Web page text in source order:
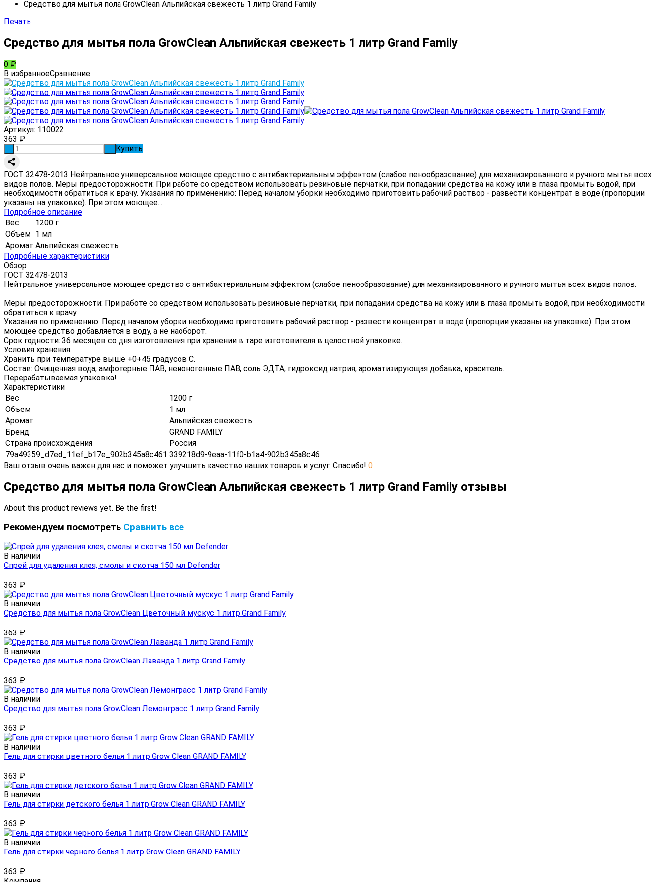
Средство для мытья пола GrowClean Альпийская свежесть 1 литр Grand Family
Печать
Средство для мытья пола GrowClean Альпийская свежесть 1 литр Grand Family
0 ₽
В избранноеСравнение
Артикул: 110022
363 ₽
Купить
ГОСТ 32478-2013 Нейтральное универсальное моющее средство с антибактериальным эффектом (слабое пенообразование) для механизированного и ручного мытья всех
видов полов. Меры предосторожности: При работе со средством использовать резиновые перчатки, при попадании средства на кожу или в глаза промыть водой, при
необходимости обратиться к врачу. Указания по применению: Перед началом уборки необходимо приготовить рабочий раствор - развести концентрат в воде (пропорции
указаны на упаковке). При этом моющее...
Подробное описание
Вес
1200 г
Объем 1 мл
Аромат Альпийская свежесть
Подробные характеристики
Обзор
ГОСТ 32478-2013
Нейтральное универсальное моющее средство с антибактериальным эффектом (слабое пенообразование) для механизированного и ручного мытья всех видов полов.
Меры предосторожности: При работе со средством использовать резиновые перчатки, при попадании средства на кожу или в глаза промыть водой, при необходимости
обратиться к врачу.
Указания по применению: Перед началом уборки необходимо приготовить рабочий раствор - развести концентрат в воде (пропорции указаны на упаковке). При этом
моющее средство добавляется в воду, а не наоборот.
Срок годности: 36 месяцев со дня изготовления при хранении в таре изготовителя в целостной упаковке.
Условия хранения:
Хранить при температуре выше +0+45 градусов С.
Состав: Очищенная вода, амфотерные ПАВ, неионогенные ПАВ, соль ЭДТА, гидроксид натрия, ароматизирующая добавка, краситель.
Перерабатываемая упаковка!
Характеристики
Вес
1200 г
Объем
1 мл
Аромат
Альпийская свежесть
Бренд
GRAND FAMILY
Страна происхождения
Россия
79a49359_d7ed_11ef_b17e_902b345a8c461 339218d9-9eaa-11f0-b1a4-902b345a8c46
Ваш отзыв очень важен для нас и поможет улучшить качество наших товаров и услуг. Спасибо! 0
Средство для мытья пола GrowClean Альпийская свежесть 1 литр Grand Family отзывы
About this product reviews yet. Be the first!
Рекомендуем посмотреть Сравнить все
В наличии
Спрей для удаления клея, смолы и скотча 150 мл Defender
363 ₽
В наличии
Средство для мытья пола GrowClean Цветочный мускус 1 литр Grand Family
363 ₽
В наличии
Средство для мытья пола GrowClean Лаванда 1 литр Grand Family
363 ₽
В наличии
Средство для мытья пола GrowClean Лемонграсс 1 литр Grand Family
363 ₽
В наличии
Гель для стирки цветного белья 1 литр Grow Clean GRAND FAMILY
363 ₽
В наличии
Гель для стирки детского белья 1 литр Grow Clean GRAND FAMILY
363 ₽
В наличии
Гель для стирки черного белья 1 литр Grow Clean GRAND FAMILY
363 ₽